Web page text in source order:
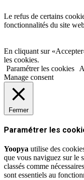
Le refus de certains
fonctionnalités du site
En cliquant sur
les cookies.
Paramétrer les cookies
Manage consent
Fermer
Paramétrer les
Yoopya utilise des
que vous naviguez sur le
classés comme
sont essentiels au